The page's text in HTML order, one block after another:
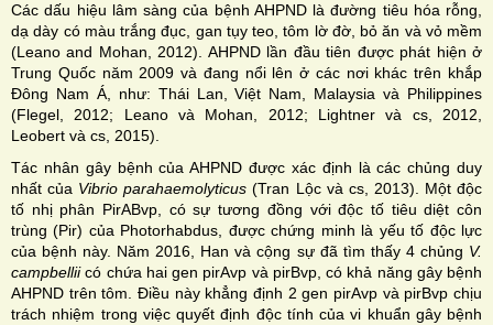
Các dấu hiệu lâm sàng của bệnh AHPND là đường tiêu hóa rỗng,
dạ dày có màu trắng đục, gan tụy teo, tôm lờ đờ, bỏ ăn và vỏ mềm
(Leano and Mohan, 2012). AHPND lần đầu tiên được phát hiện ở
Trung Quốc năm 2009 và đang nổi lên ở các nơi khác trên khắp
Đông Nam Á, như: Thái Lan, Việt Nam, Malaysia và Philippines
(Flegel, 2012; Leano và Mohan, 2012; Lightner và cs, 2012,
Leobert và cs, 2015).
Tác nhân gây bệnh của AHPND được xác định là các chủng duy
nhất của Vibrio parahaemolyticus (Tran Lộc và cs, 2013). Một độc
tố nhị phân PirABvp, có sự tương đồng với độc tố tiêu diệt côn
trùng (Pir) của Photorhabdus, được chứng minh là yếu tố độc lực
của bệnh này. Năm 2016, Han và cộng sự đã tìm thấy 4 chủng V.
campbelliicó chứa hai gen pirAvp và pirBvp, có khả năng gây bệnh
AHPND trên tôm. Điều này khẳng định 2 gen pirAvp và pirBvp chịu
trách nhiệm trong việc quyết định độc tính của vi khuẩn gây bệnh